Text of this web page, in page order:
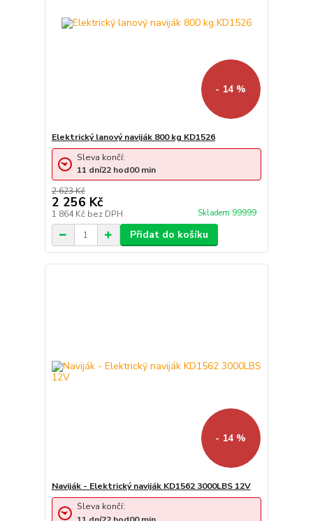
- 14 %
Elektrický lanový naviják 800 kg KD1526
2 623 Kč
2 256 Kč
1 864 Kč bez DPH Skladem 99999
Sleva končí:
11 dní22 hod00min
Přidat do košíku
- 14 %
Naviják - Elektrický naviják KD1562 3000LBS 12V
Sleva končí: